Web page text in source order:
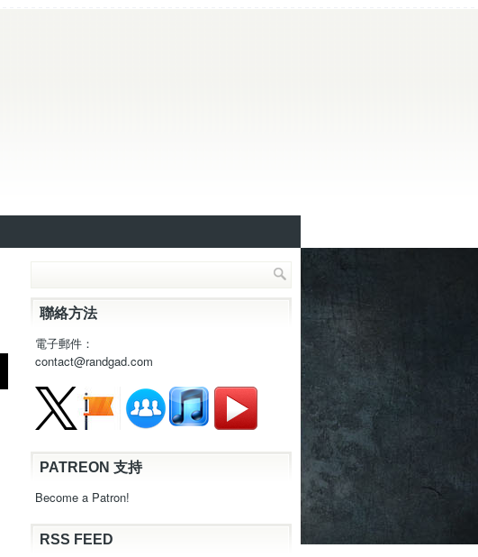
聯絡方法
電子郵件：
contact@randgad.com
PATREON 支持
Become a Patron!
RSS FEED